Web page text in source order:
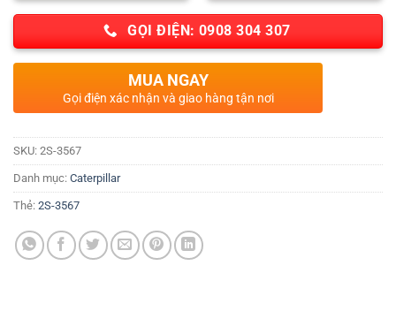
GỌI ĐIỆN: 0908 304 307
MUA NGAY
Gọi điện xác nhận và giao hàng tận nơi
SKU: 2S-3567
Danh mục: Caterpillar
Thẻ: 2S-3567